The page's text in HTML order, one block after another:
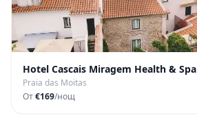
Hotel Cascais Miragem Health & Spa
Praia das Moitas
От€169/нощ